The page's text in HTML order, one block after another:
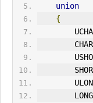
union
{
        LONG